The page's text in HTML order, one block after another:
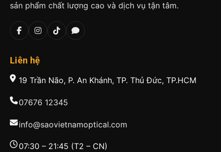
sản phẩm chất lượng cao và dịch vụ tận tâm.
Liên hệ
19 Trần Não, P. An Khánh, TP. Thủ Đức, TP.HCM
07676 12345
info@saovietnamoptical.com
07:30 – 21:45 (T2 – CN)